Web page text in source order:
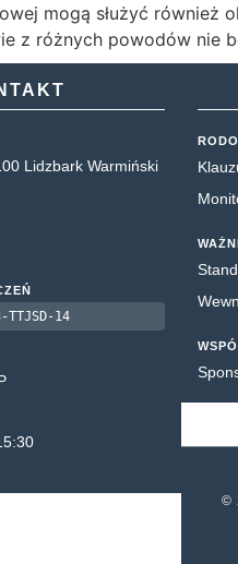
mogą służyć również
z różnych powodów nie
Lidzbark Warmiński
TTJSD-14
©